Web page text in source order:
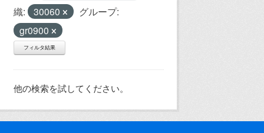
織:
30060
グループ:
gr0900
フィルタ結果
他の検索を試してください。